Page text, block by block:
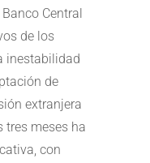
Central
de los
inestabilidad
de
extranjera
tres meses ha
con